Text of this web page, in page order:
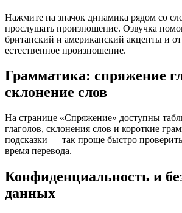
Нажмите на значок динамика рядом со
прослушать произношение. Озвучка
британский и американский акценты и
естественное произношение.
Грамматика: спряжение
склонение слов
На странице «Спряжение» доступны
глаголов, склонения слов и короткие
подсказки — так проще быстро
время перевода.
Конфиденциальность и
данных